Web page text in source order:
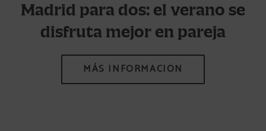
Madrid para dos: el verano se
disfruta mejor en pareja